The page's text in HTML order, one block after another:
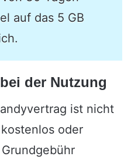
auf das 5 GB
der Nutzung
ist nicht
oder